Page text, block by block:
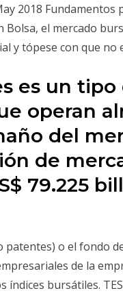
2018 Fundamentos
Bolsa, el mercado
y tópese con que
es un
operan
del
de
79.225
o el fondo
de la
bursátiles.